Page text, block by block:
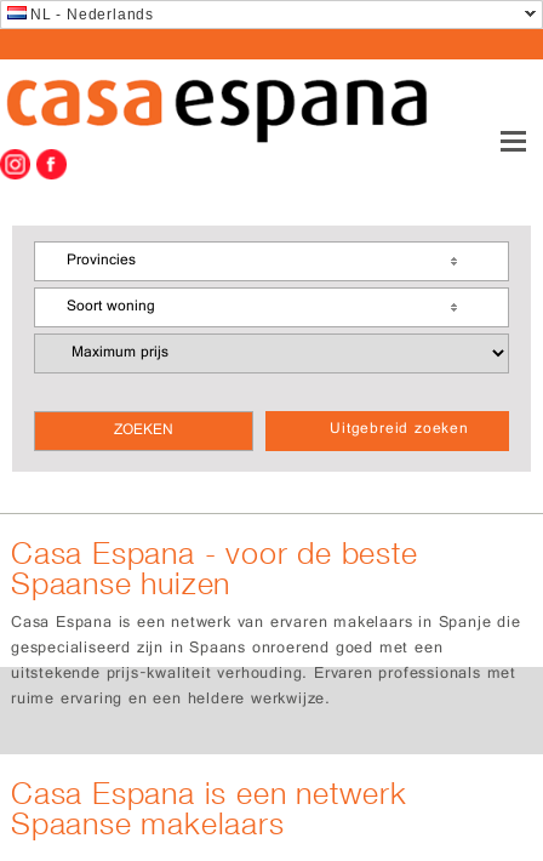
NL - Nederlands
Uitgebreid zoeken
Provincies
Soort woning
Casa Espana - voor de beste
Spaanse huizen
Casa Espana is een netwerk van ervaren makelaars in Spanje die
gespecialiseerd zijn in Spaans onroerend goed met een
uitstekende prijs-kwaliteit verhouding. Ervaren professionals met
ruime ervaring en een heldere werkwijze.
Casa Espana is een netwerk
Spaanse makelaars